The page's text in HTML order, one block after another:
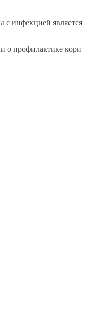
инфекцией является
о профилактике кори